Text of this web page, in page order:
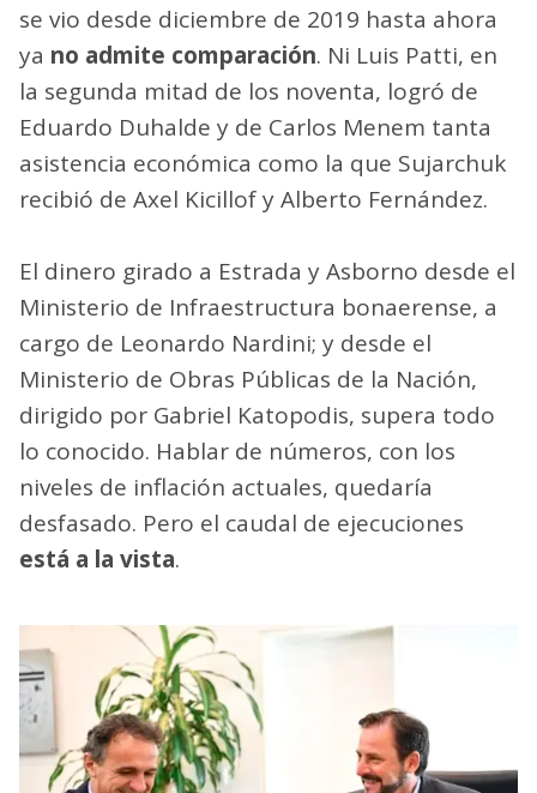
se vio desde diciembre de 2019 hasta ahora
ya no admite comparación. Ni Luis Patti, en
la segunda mitad de los noventa, logró de
Eduardo Duhalde y de Carlos Menem tanta
asistencia económica como la que Sujarchuk
recibió de Axel Kicillof y Alberto Fernández.
El dinero girado a Estrada y Asborno desde el
Ministerio de Infraestructura bonaerense, a
cargo de Leonardo Nardini; y desde el
Ministerio de Obras Públicas de la Nación,
dirigido por Gabriel Katopodis, supera todo
lo conocido. Hablar de números, con los
niveles de inflación actuales, quedaría
desfasado. Pero el caudal de ejecuciones
está a la vista.